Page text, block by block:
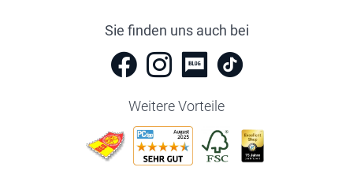
Sie finden uns auch bei
Weitere Vorteile